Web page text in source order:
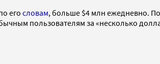
его словам, больше $4 млн ежедневно. По
пользователям за «несколько